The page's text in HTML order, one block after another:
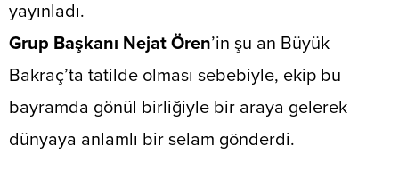
yayınladı.
Grup Başkanı Nejat Ören’in şu an Büyük
Bakraç’ta tatilde olması sebebiyle, ekip bu
bayramda gönül birliğiyle bir araya gelerek
dünyaya anlamlı bir selam gönderdi.